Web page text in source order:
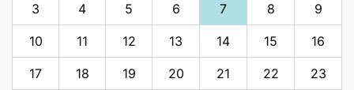
3 4 5 6 7 8 9
10 11 12 13 14 15 16
17 18 19 20 21 22 23